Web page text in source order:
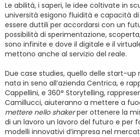
Le abilità, i saperi, le idee coltivate in
università esigono fluidità e capacità
essere duttili per accordarsi con un
possibilità di sperimentazione,
sono infinite e dove il digitale e il
mettono anche al servizio del reale.
Due case studies, quello delle start-up
nata in seno all’azienda Centrica, e
Cappellini, e 360° Storytelling,
Camillucci, aiuteranno a mettere a
mettere nello shakerper ottenere la
di un lavoro un lavoro del futuro e per
modelli innovativi d’impresa nel